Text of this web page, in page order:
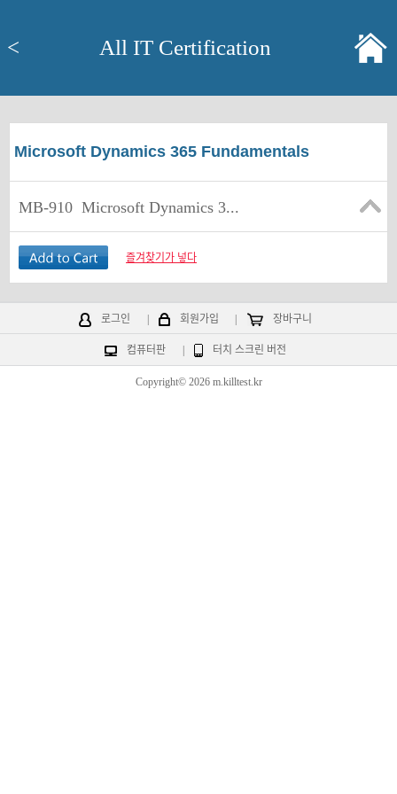
< All IT Certification
Microsoft Dynamics 365 Fundamentals
MB-910 Microsoft Dynamics 3...
즐겨찾기가 넣다
로그인 회원가입 장바구니
컴퓨터판 터치 스크린 버전
Copyright© 2026 m.killtest.kr